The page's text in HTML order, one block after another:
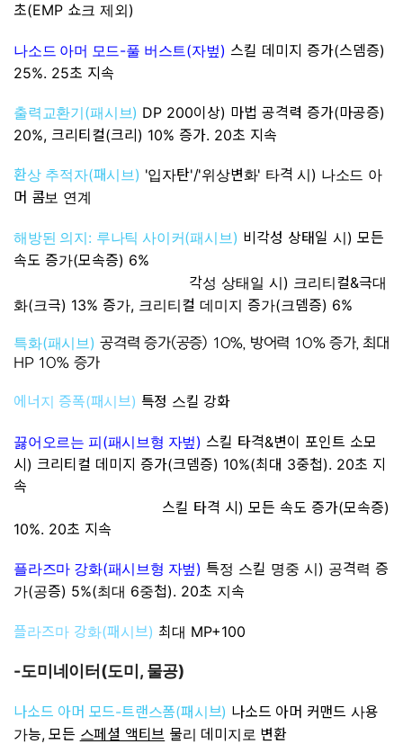
초(EMP 쇼크 제외)
나소드 아머 모드-풀 버스트(자벞) 스킬 데미지 증가(스뎀증)
25%. 25초 지속
출력교환기 (패시브) DP 200이상) 마법 공격력 증가(마공증)
20%, 크리티컬(크리) 10% 증가. 20초 지속
환상 추적자(패시브) '입자탄'/'위상변화' 타격 시) 나소드 아
머 콤보 연계
해방된 의지 : 루나틱 사이커(패시브 ) 비각성 상태일 시) 모든
속도 증가(모속증) 6%
각성 상태일 시) 크리티컬&극대
화(크극) 13% 증가, 크리티컬 데미지 증가(크뎀증) 6%
특화(패시브 )공격력 증가(공증) 10%, 방어력 10% 증가, 최대
HP 10% 증가
에너지 증폭(패시브) 특정 스킬 강화
끓어오르는 피 (패시브형 자벞)스킬 타격&변이 포인트 소모
시) 크리티컬 데미지 증가(크뎀증) 10%(최대 3중첩). 20초 지
속
스킬 타격 시) 모든 속도 증가(모속증)
10%. 20초 지속
플라즈마 강화(패시브형 자벞)특정 스킬 명중 시) 공격력 증
가(공증) 5%(최대 6중첩). 20초 지속
플라즈마 강화(패시브) 최대 MP+100
-도미네이터 (도미 , 물공)
나소드 아머 모드-트랜스폼(패시브) 나소드 아머 커맨드 사용
가능, 모든 스페셜 액티브 물리 데미지로 변환